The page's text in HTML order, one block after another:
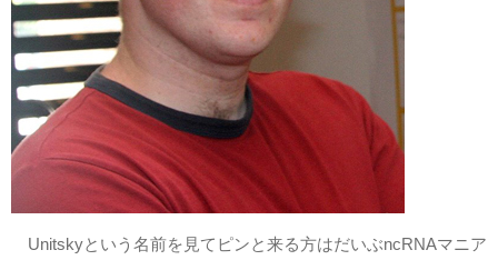
Unitskyという名前を見てピンと来る方はだいぶncRNAマニア